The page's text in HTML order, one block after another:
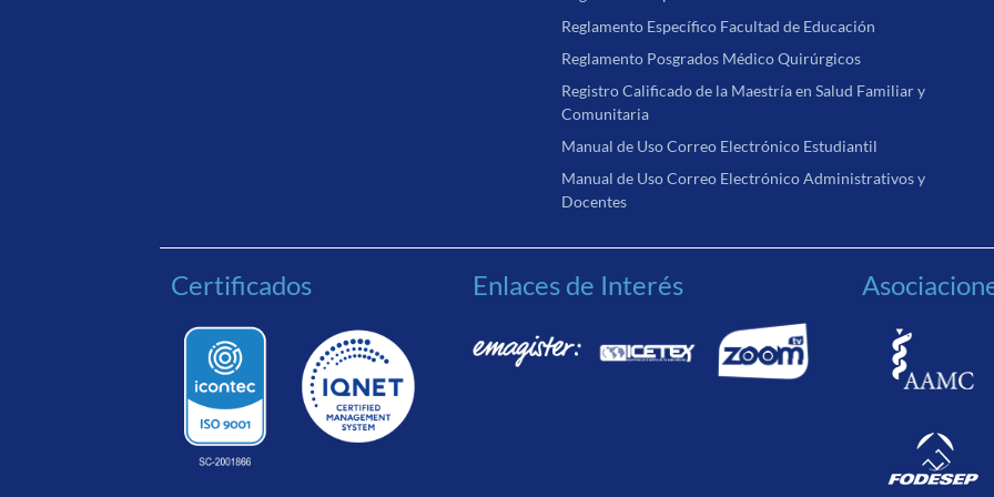
Reglamento Específico Facultad de Educación
Reglamento Posgrados Médico Quirúrgicos
Registro Calificado de la Maestría en Salud Familiar y
Comunitaria
Manual de Uso Correo Electrónico Estudiantil
Manual de Uso Correo Electrónico Administrativos y
Docentes
Certificados Enlaces de Interés